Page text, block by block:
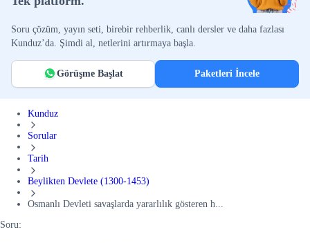
Soru çözüm, yayın seti, birebir rehberlik, canlı dersler ve daha fazlası
Kunduz’da. Şimdi al, netlerini artırmaya başla.
Görüşme Başlat Paketleri İncele
Kunduz
Sorular
Tarih
Beylikten Devlete (1300-1453)
Osmanlı Devleti savaşlarda yararlılık gösteren h...
Soru: